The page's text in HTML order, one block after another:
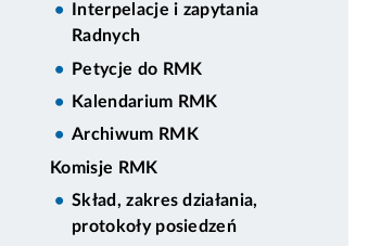
Interpelacje i zapytania
Radnych
Petycje do RMK
Kalendarium RMK
Archiwum RMK
Komisje RMK
Skład, zakres działania,
protokoły posiedzeń